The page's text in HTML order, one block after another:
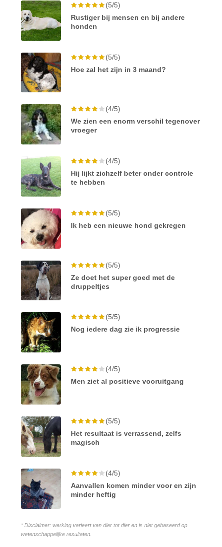
(5/5)
Rustiger bij mensen en bij andere
honden
(5/5)
Hoe zal het zijn in 3 maand?
(4/5)
We zien een enorm verschil tegenover
vroeger
(4/5)
Hij lijkt zichzelf beter onder controle
te hebben
(5/5)
Ik heb een nieuwe hond gekregen
(5/5)
Ze doet het super goed met de
druppeltjes
(5/5)
Nog iedere dag zie ik progressie
(4/5)
Men ziet al positieve vooruitgang
(5/5)
Het resultaat is verrassend, zelfs
magisch
(4/5)
Aanvallen komen minder voor en zijn
minder heftig
* Disclaimer: werking varieert van dier tot dier en is niet gebaseerd op
wetenschappelijke resultaten.